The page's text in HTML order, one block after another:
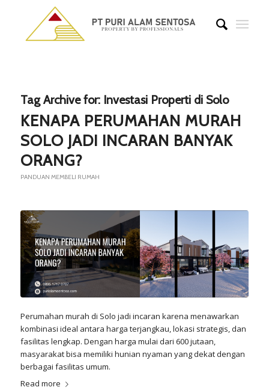
Tag Archive for: Investasi Properti di Solo
KENAPA PERUMAHAN MURAH
SOLO JADI INCARAN BANYAK
ORANG?
PANDUAN MEMBELI RUMAH
Perumahan murah di Solo jadi incaran karena menawarkan
kombinasi ideal antara harga terjangkau, lokasi strategis, dan
fasilitas lengkap. Dengan harga mulai dari 600 jutaan,
masyarakat bisa memiliki hunian nyaman yang dekat dengan
berbagai fasilitas umum.
Read more